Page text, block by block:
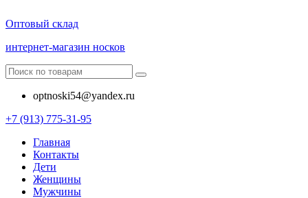
Оптовый склад
интернет-магазин носков
optnoski54@yandex.ru
+7 (913) 775-31-95
Главная
Контакты
Дети
Женщины
Мужчины